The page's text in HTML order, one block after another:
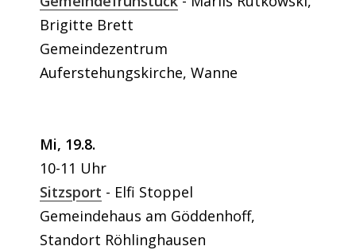
Brigitte Brett
Gemeindezentrum
Auferstehungskirche, Wanne
Mi, 19.8.
10-11 Uhr
Sitzsport
Elfi Stoppel
Gemeindehaus am Göddenhoff,
Standort Röhlinghausen